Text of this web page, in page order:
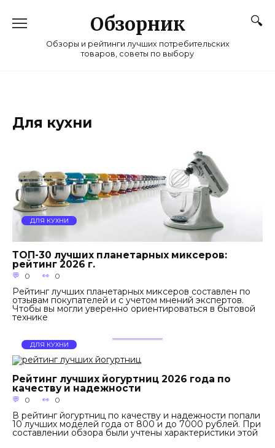
содержанию Обзорник
Обзоры и рейтинги лучших потребительских
товаров, советы по выбору
Для кухни
ДЛЯ КУХНИ
ТОП-30 лучших планетарных миксеров:
рейтинг 2026 г.
0 0
Рейтинг лучших планетарных миксеров составлен по
отзывам покупателей и с учетом мнений экспертов.
Чтобы вы могли уверенно ориентироваться в бытовой
технике
ДЛЯ КУХНИ
Рейтинг лучших йогуртниц 2026 года по
качеству и надежности
0 0
В рейтинг йогуртниц по качеству и надежности попали
10 лучших моделей года от 800 и до 7000 рублей. При
составлении обзора были учтены характеристики этой